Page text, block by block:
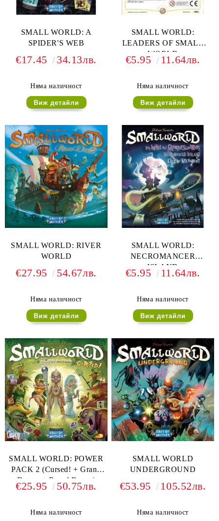
SMALL WORLD: A
SPIDER'S WEB
€17.45 34.13лв.
Няма наличност
Виж детайли
SMALL WORLD:
LEADERS OF SMALL
WORLD
€5.95 11.64лв.
Няма наличност
Виж детайли
SMALL WORLD: RIVER
WORLD
€27.95 54.67лв.
Няма наличност
Виж детайли
SMALL WORLD:
NECROMANCER
ISLAND
€5.95 11.64лв.
Няма наличност
Виж детайли
SMALL WORLD: POWER
PACK 2 (Cursed! + Grand
Dames + Royal Bonus)
€25.95 50.75лв.
Няма наличност
SMALL WORLD
UNDERGROUND
€53.95 105.52лв.
Няма наличност